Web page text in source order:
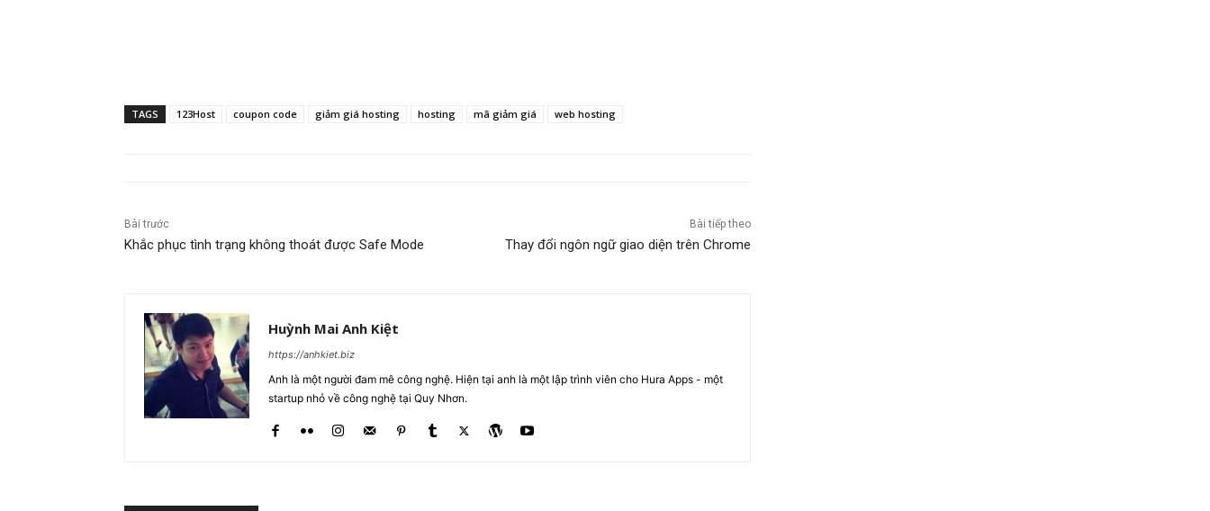
TAGS 123Host coupon code giảm giá hosting hosting mã giảm giá web hosting
Bài trước
Khắc phục tình trạng không thoát được Safe Mode
Bài tiếp theo
Thay đổi ngôn ngữ giao diện trên Chrome
Huỳnh Mai Anh Kiệt
https://anhkiet.biz
Anh là một người đam mê công nghệ. Hiện tại anh là một lập trình viên cho Hura Apps - một
startup nhỏ về công nghệ tại Quy Nhơn.